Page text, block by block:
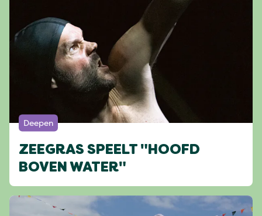
Deepen
ZEEGRAS SPEELT "HOOFD
BOVEN WATER"